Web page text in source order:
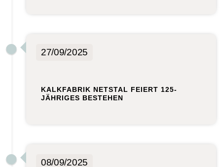
27/09/2025
KALKFABRIK NETSTAL FEIERT 125-
JÄHRIGES BESTEHEN
08/09/2025